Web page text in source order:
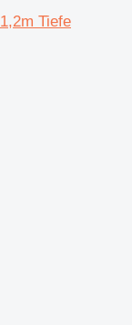
Tiefe